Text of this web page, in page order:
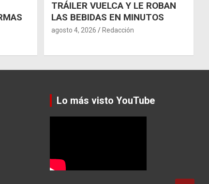
TRÁILER VUELCA Y LE ROBAN
LAS BEBIDAS EN MINUTOS
agosto 4, 2026 Redacción
Lo más visto YouTube